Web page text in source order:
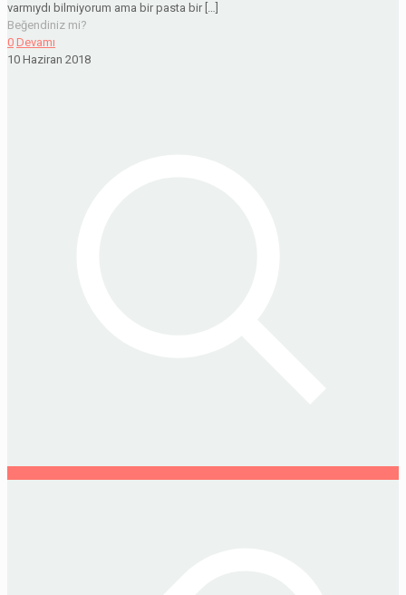
varmıydı bilmiyorum ama bir pasta bir […]
Beğendiniz mi?
0 Devamı
10 Haziran 2018